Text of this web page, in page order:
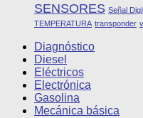
SENSORES Señal
TEMPERATURA transponder
Diagnóstico
Diesel
Eléctricos
Electrónica
Gasolina
Mecánica básica